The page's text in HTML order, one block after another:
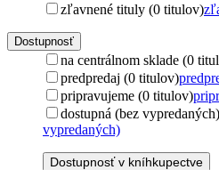
zľavnené tituly (0 titulov)
Dostupnosť
na centrálnom sklade (0
predpredaj (0 titulov)
pripravujeme (0 titulov)
dostupná (bez
vypredaných)
Dostupnosť v kníhkupectve